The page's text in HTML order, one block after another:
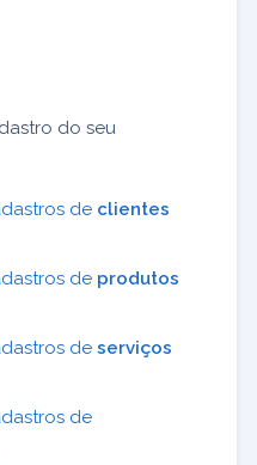
do seu
de clientes
de produtos
de serviços
de